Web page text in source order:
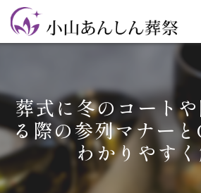
葬式に冬のコート
る際の参列マナー
わかりやす